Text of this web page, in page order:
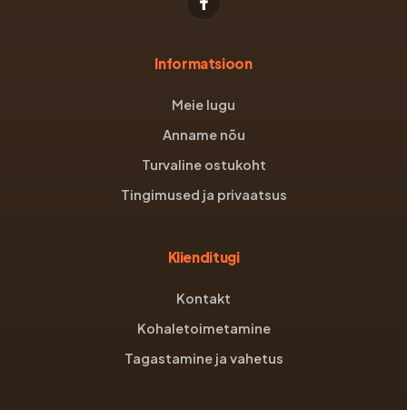
Informatsioon
Meie lugu
Anname nõu
Turvaline ostukoht
Tingimused ja privaatsus
Klienditugi
Kontakt
Kohaletoimetamine
Tagastamine ja vahetus